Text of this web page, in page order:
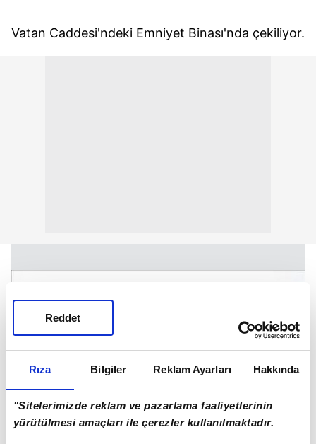
Rıza Bilgiler Reklam Ayarları Hakkında
"Sitelerimizde reklam ve pazarlama faaliyetlerinin
yürütülmesi amaçları ile çerezler kullanılmaktadır.
Reddet
Vatan Caddesi'ndeki Emniyet Binası'nda çekiliyor.